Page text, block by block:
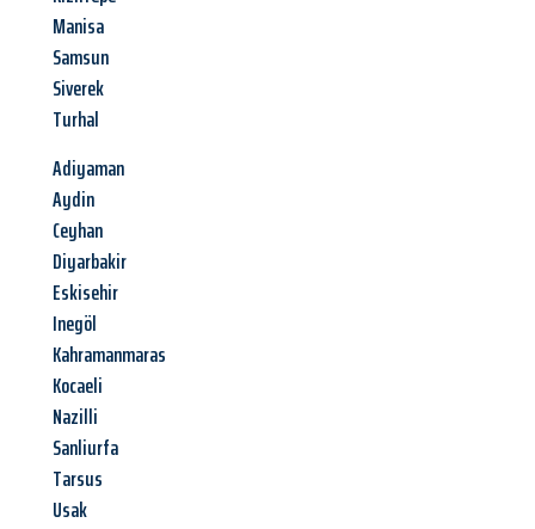
Manisa
Samsun
Siverek
Turhal
Adiyaman
Aydin
Ceyhan
Diyarbakir
Eskisehir
Inegöl
Kahramanmaras
Kocaeli
Nazilli
Sanliurfa
Tarsus
Usak